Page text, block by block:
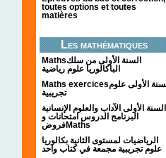
toutes options et toutes
matières
Les mathématiques
Mathsالسنة الأولى من سلك
الباكالوريا علوم رياضية
Maths exercicesالسنة الأولى علوم
تجريبية
السنة الأولى الآداب والعلوم الإنسانية
البرنامج الدروس امتحانات و
فروضMaths
الرياضيات لمستوى الثانية بكالوريا
علوم تجريبية مجمعة في كتاب واحد